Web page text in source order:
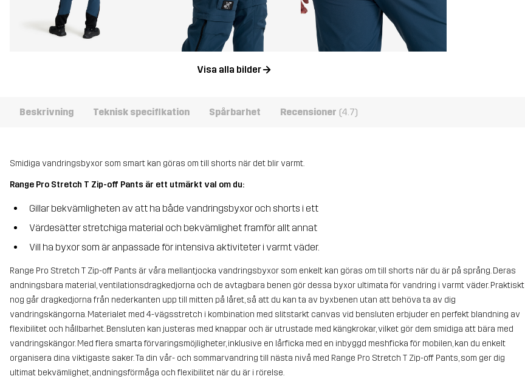
Visa alla bilder
Beskrivning Teknisk specifikation Spårbarhet Recensioner (4.7)
Smidiga vandringsbyxor som smart kan göras om till shorts när det blir varmt.
Range Pro Stretch T Zip-off Pants är ett utmärkt val om du:
Gillar bekvämligheten av att ha både vandringsbyxor och shorts i ett
Värdesätter stretchiga material och bekvämlighet framför allt annat
Vill ha byxor som är anpassade för intensiva aktiviteter i varmt väder.
Range Pro Stretch T Zip-off Pants är våra mellantjocka vandringsbyxor som enkelt kan göras om till shorts när du är på språng. Deras
andningsbara material, ventilationsdragkedjorna och de avtagbara benen gör dessa byxor ultimata för vandring i varmt väder. Praktiskt
nog går dragkedjorna från nederkanten upp till mitten på låret, så att du kan ta av byxbenen utan att behöva ta av dig
vandringskängorna. Materialet med 4-vägsstretch i kombination med slitstarkt canvas vid bensluten erbjuder en perfekt blandning av
flexibilitet och hållbarhet. Bensluten kan justeras med knappar och är utrustade med kängkrokar, vilket gör dem smidiga att bära med
vandringskängor. Med flera smarta förvaringsmöjligheter, inklusive en lårficka med en inbyggd meshficka för mobilen, kan du enkelt
organisera dina viktigaste saker. Ta din vår- och sommarvandring till nästa nivå med Range Pro Stretch T Zip-off Pants, som ger dig
ultimat bekvämlighet, andningsförmåga och flexibilitet när du är i rörelse.